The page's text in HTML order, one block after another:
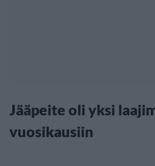
Jääpeite oli yksi
vuosikausiin